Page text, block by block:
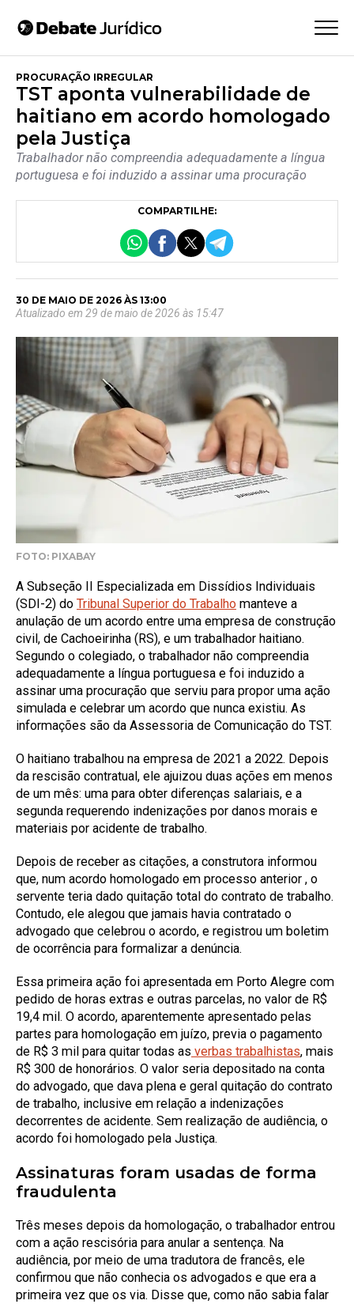
PROCURAÇÃO IRREGULAR
TST aponta vulnerabilidade de
haitiano em acordo homologado
pela Justiça
Trabalhador não compreendia adequadamente a língua
portuguesa e foi induzido a assinar uma procuração
COMPARTILHE:
30 DE MAIO DE 2026 ÀS 13:00
Atualizado em 29 de maio de 2026 às 15:47
FOTO: PIXABAY
A Subseção II Especializada em Dissídios Individuais
(SDI-2) do Tribunal Superior do Trabalho manteve a
anulação de um acordo entre uma empresa de construção
civil, de Cachoeirinha (RS), e um trabalhador haitiano.
Segundo o colegiado, o trabalhador não compreendia
adequadamente a língua portuguesa e foi induzido a
assinar uma procuração que serviu para propor uma ação
simulada e celebrar um acordo que nunca existiu. As
informações são da Assessoria de Comunicação do TST.
O haitiano trabalhou na empresa de 2021 a 2022. Depois
da rescisão contratual, ele ajuizou duas ações em menos
de um mês: uma para obter diferenças salariais, e a
segunda requerendo indenizações por danos morais e
materiais por acidente de trabalho.
Depois de receber as citações, a construtora informou
que, num acordo homologado em processo anterior , o
servente teria dado quitação total do contrato de trabalho.
Contudo, ele alegou que jamais havia contratado o
advogado que celebrou o acordo, e registrou um boletim
de ocorrência para formalizar a denúncia.
Essa primeira ação foi apresentada em Porto Alegre com
pedido de horas extras e outras parcelas, no valor de R$
19,4 mil. O acordo, aparentemente apresentado pelas
partes para homologação em juízo, previa o pagamento
de R$ 3 mil para quitar todas as verbas trabalhistas, mais
R$ 300 de honorários. O valor seria depositado na conta
do advogado, que dava plena e geral quitação do contrato
de trabalho, inclusive em relação a indenizações
decorrentes de acidente. Sem realização de audiência, o
acordo foi homologado pela Justiça.
Assinaturas foram usadas de forma
fraudulenta
Três meses depois da homologação, o trabalhador entrou
com a ação rescisória para anular a sentença. Na
audiência, por meio de uma tradutora de francês, ele
confirmou que não conhecia os advogados e que era a
primeira vez que os via. Disse que, como não sabia falar